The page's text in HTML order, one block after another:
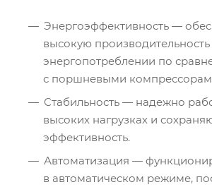
Энергоэффективность —
высокую
энергопотреблении по
с поршневыми
Стабильность — надежно
высоких нагрузках и
эффективность.
Автоматизация —
в автоматическом режиме,